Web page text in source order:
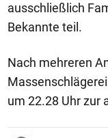
ausschließlich
Bekannte teil.
Nach mehreren
um 22.28 Uhr zur